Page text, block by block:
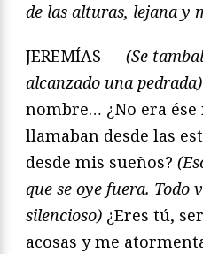
de las alturas, lejana y
JEREMÍAS — (Se
alcanzado una pedrada)
nombre… ¿No era ése
llamaban desde las
desde mis sueños?
que se oye fuera. Todo
silencioso) ¿Eres tú,
acosas y me